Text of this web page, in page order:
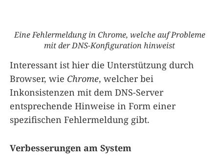
Eine Fehlermeldung in Chrome, welche auf Probleme
mit der DNS-Konfiguration hinweist
Interessant ist hier die Unterstützung durch
Browser, wie Chrome, welcher bei
Inkonsistenzen mit dem DNS-Server
entsprechende Hinweise in Form einer
spezifischen Fehlermeldung gibt.
Verbesserungen am System